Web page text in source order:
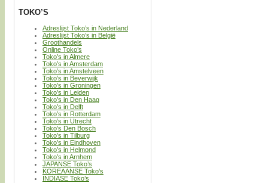
TOKO’S
Adreslijst Toko’s in Nederland
Adreslijst Toko’s in België
Groothandels
Online Toko’s
Toko’s in Almere
Toko’s in Amsterdam
Toko’s in Amstelveen
Toko’s in Beverwijk
Toko’s in Groningen
Toko’s in Leiden
Toko’s in Den Haag
Toko’s in Delft
Toko’s in Rotterdam
Toko’s in Utrecht
Toko’s Den Bosch
Toko’s in Tilburg
Toko’s in Eindhoven
Toko’s in Helmond
Toko’s in Arnhem
JAPANSE Toko’s
KOREAANSE Toko’s
INDIASE Toko’s